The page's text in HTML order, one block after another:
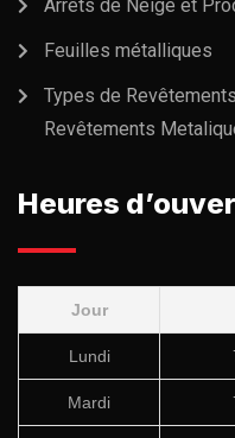
Arrêts de Neige et
Feuilles métalliques
Types de
Revêtements
Heures
Jour
Lundi
Mardi